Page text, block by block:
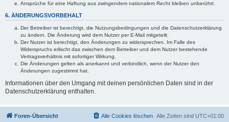
Ansprüche für eine Haftung aus zwingendem nationalem Recht bleiben unberührt.
6. ÄNDERUNGSVORBEHALT
Der Betreiber ist berechtigt, die Nutzungsbedingungen und die Datenschutzerklärung
zu ändern. Die Änderung wird dem Nutzer per E-Mail mitgeteilt.
Der Nutzer ist berechtigt, den Änderungen zu widersprechen. Im Falle des
Widerspruchs erlischt das zwischen dem Betreiber und dem Nutzer bestehende
Vertragsverhältnis mit sofortiger Wirkung.
Die Änderungen gelten als anerkannt und verbindlich, wenn der Nutzer den
Änderungen zugestimmt hat.
Informationen über den Umgang mit deinen persönlichen Daten sind in der
Datenschutzerklärung enthalten.
Foren-Übersicht Alle Zeiten sind UTC+01:00
Alle Cookies löschen